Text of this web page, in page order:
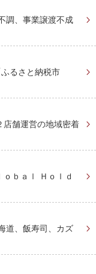
調、事業譲渡不成
るさと納税市
舗運営の地域密着
ｂａｌ Ｈｏｌｄ
道、飯寿司、カズ